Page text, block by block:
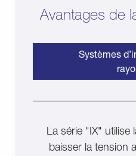
Avantages de
Systèmes
La série "IX" utilise
baisser la tension